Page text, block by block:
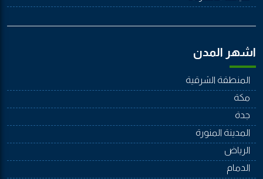
اشهر المدن
المنطقة الشرقية
مكة
جدة
المدينة المنورة
الرياض
الدمام